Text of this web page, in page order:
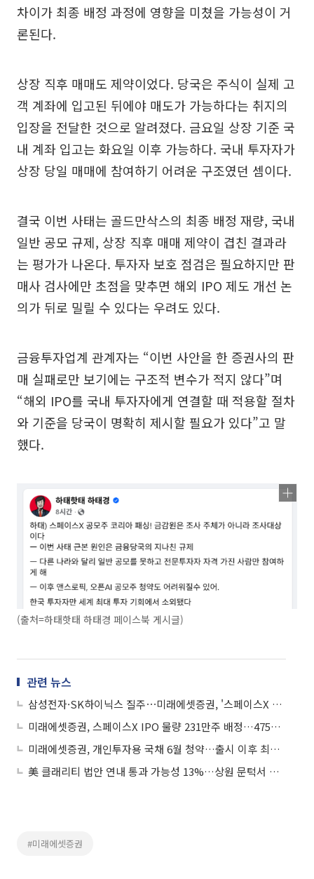
차이가 최종 배정 과정에 영향을 미쳤을 가능성이 거
론된다.
상장 직후 매매도 제약이었다. 당국은 주식이 실제 고
객 계좌에 입고된 뒤에야 매도가 가능하다는 취지의
입장을 전달한 것으로 알려졌다. 금요일 상장 기준 국
내 계좌 입고는 화요일 이후 가능하다. 국내 투자자가
상장 당일 매매에 참여하기 어려운 구조였던 셈이다.
결국 이번 사태는 골드만삭스의 최종 배정 재량, 국내
일반 공모 규제, 상장 직후 매매 제약이 겹친 결과라
는 평가가 나온다. 투자자 보호 점검은 필요하지만 판
매사 검사에만 초점을 맞추면 해외 IPO 제도 개선 논
의가 뒤로 밀릴 수 있다는 우려도 있다.
금융투자업계 관계자는 “이번 사안을 한 증권사의 판
매 실패로만 보기에는 구조적 변수가 적지 않다”며
“해외 IPO를 국내 투자자에게 연결할 때 적용할 절차
와 기준을 당국이 명확히 제시할 필요가 있다”고 말
했다.
(출처=하태핫태 하태경 페이스북 게시글)
관련 뉴스
삼성전자·SK하이닉스 질주⋯미래에셋증권, '스페이스X 0주' 여파는?
미래에셋증권, 스페이스X IPO 물량 231만주 배정…4751억원 규모
미래에셋증권, 개인투자용 국채 6월 청약…출시 이후 최고 금리
美 클래리티 법안 연내 통과 가능성 13%…상원 문턱서 제동
#미래에셋증권